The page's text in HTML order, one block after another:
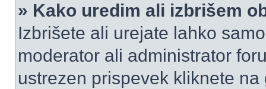
» Kako uredim ali izbrišem
Izbrišete ali urejate lahko
moderator ali administrator
ustrezen prispevek kliknete